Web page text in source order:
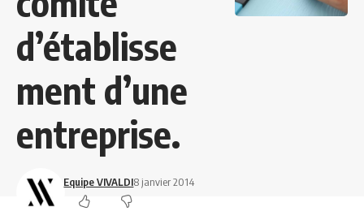
d’établisse
ment d’une
entreprise.
Equipe VIVALDI8 janvier 2014